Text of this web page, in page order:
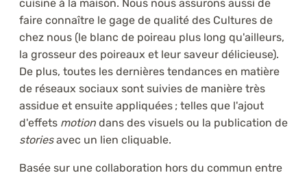
cuisine à la maison. Nous nous assurons aussi de
faire connaître le gage de qualité des Cultures de
chez nous (le blanc de poireau plus long qu'ailleurs,
la grosseur des poireaux et leur saveur délicieuse).
De plus, toutes les dernières tendances en matière
de réseaux sociaux sont suivies de manière très
assidue et ensuite appliquées ; telles que l'ajout
d'effets motion dans des visuels ou la publication de
storiesavec un lien cliquable.
Basée sur une collaboration hors du commun entre